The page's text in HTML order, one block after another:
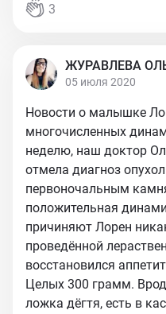
3
ЖУРАВЛЕВА
05 июля 2020
Новости о малышке
многочисленных
неделю, наш доктор
отмела диагноз
первоночальным
положительная
причиняют Лорен
проведённой
восстановился
Целых 300 грамм.
ложка дёгтя, есть в